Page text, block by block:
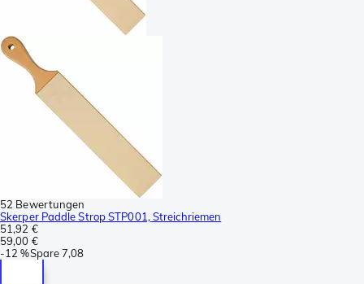
52 Bewertungen
Skerper Paddle Strop STP001, Streichriemen
51,92 €
59,00 €
-12 %Spare7,08